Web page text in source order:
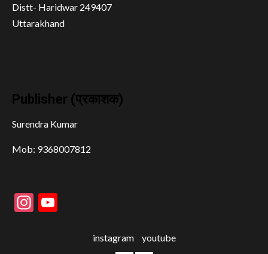
Distt- Haridwar 249407
Uttarakhand
Publisher (प्रकाशक)
Surendra Kumar
Mob: 9368007812
Instagram
instagram youtube